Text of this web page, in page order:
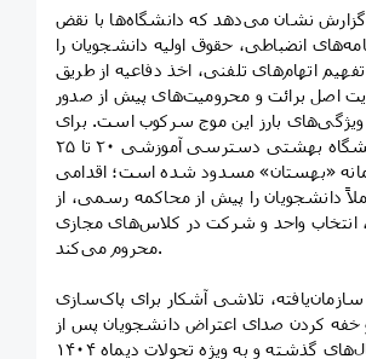
گزارش نشان می‌دهد که دانشگاه‌ها با نقض
انضباطی، حقوق اولیه دانشجویان را
تفهیم اتهام‌های تلفنی، اخذ دفاعیه از طریق
اصل برائت و محرومیت‌های پیش از صدور
بارز این موج سرکوب است. برای
نمونه، در دانشگاه بهشتی دسترسی آموزشی ۲۰ تا ۲۵
«بهستان» مسدود شده است؛ اقدامی
دانشجویان را پیش از محاکمه رسمی، از
واحد و شرکت در کلاس‌های مجازی
محروم می‌کند.
تلاشی آشکار برای پاک‌سازی
خفه کردن صدای اعتراض دانشجویان پس از
خیزش‌های سال‌های گذشته و به ویژه تحولات دیماه ۱۴۰۴